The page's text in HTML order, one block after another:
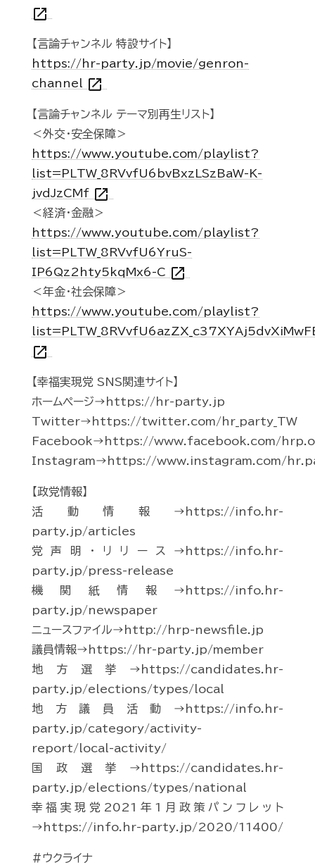
open_in_new
【言論チャンネル 特設サイト】
https://hr-party.jp/movie/genron-
channel open_in_new
【言論チャンネル テーマ別再生リスト】
＜外交・安全保障＞
https://www.youtube.com/playlist?
list=PLTW_8RVvfU6bvBxzLSzBaW-K-
jvdJzCMf open_in_new
＜経済・金融＞
https://www.youtube.com/playlist?
list=PLTW_8RVvfU6YruS-
IP6Qz2hty5kqMx6-C open_in_new
＜年金・社会保障＞
https://www.youtube.com/playlist?
open_in_new
【幸福実現党 SNS関連サイト】
ホームページ→https://hr-party.jp
Twitter→https://twitter.com/hr_party_TW
Facebook→https://www.facebook.com/
Instagram→https://www.instagram.com/
【政党情報】
活動情報→https://info.hr-
party.jp/articles
党声明・リリース→https://info.hr-
party.jp/press-release
機関紙情報→https://info.hr-
party.jp/newspaper
ニュースファイル→http://hrp-newsfile.jp
議員情報→https://hr-party.jp/member
地方選挙→https://candidates.hr-
party.jp/elections/types/local
地方議員活動→https://info.hr-
party.jp/category/activity-
report/local-activity/
国政選挙→https://candidates.hr-
party.jp/elections/types/national
幸福実現党2021年1月政策パンフレット
→https://info.hr-party.jp/2020/11400/
#ウクライナ